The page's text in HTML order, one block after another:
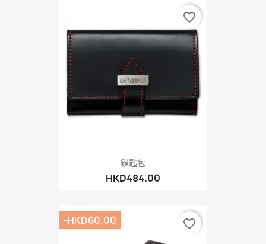
鎖匙包
HKD484.00
favorite_border
-HKD60.00 favorite_border